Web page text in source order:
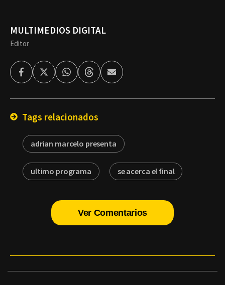
MULTIMEDIOS DIGITAL
Editor
FacebookTwitterWhatsappThreadsEnviar
por
Tags relacionados
adrian marcelo presenta
ultimo programa se acerca el final
Ver Comentarios